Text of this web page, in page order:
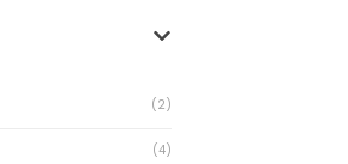
(2)
(4)